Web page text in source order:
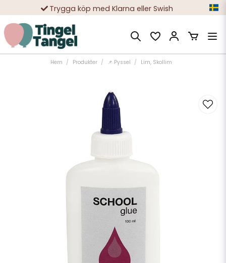
Trygga köp med Klarna eller Swish
10 000-tals nöjda kunder
Hem Produkter 📌 Pyssel Lim, Skollim